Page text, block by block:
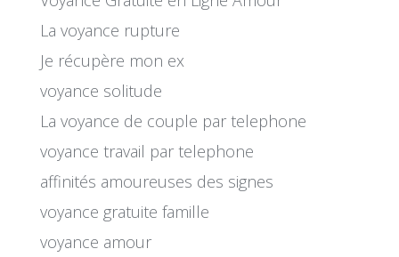
La voyance rupture
Je récupère mon ex
voyance solitude
La voyance de couple par telephone
voyance travail par telephone
affinités amoureuses des signes
voyance gratuite famille
voyance amour